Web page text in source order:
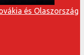
és Olaszország